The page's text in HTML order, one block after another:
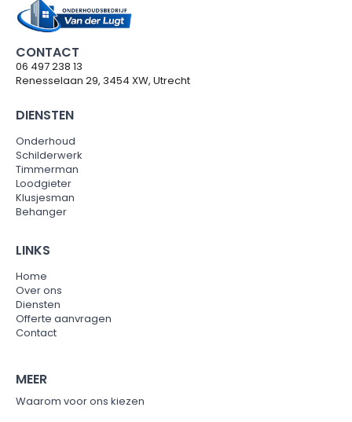
CONTACT
06 497 238 13
Renesselaan 29, 3454 XW, Utrecht
DIENSTEN
Onderhoud
Schilderwerk
Timmerman
Loodgieter
Klusjesman
Behanger
LINKS
Home
Over ons
Diensten
Offerte aanvragen
Contact
MEER
Waarom voor ons kiezen